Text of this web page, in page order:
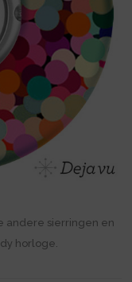
andere sierringen en
horloge.